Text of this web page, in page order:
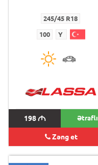
245/45 R18
100 Y
198M Ətraflı
Zəng et